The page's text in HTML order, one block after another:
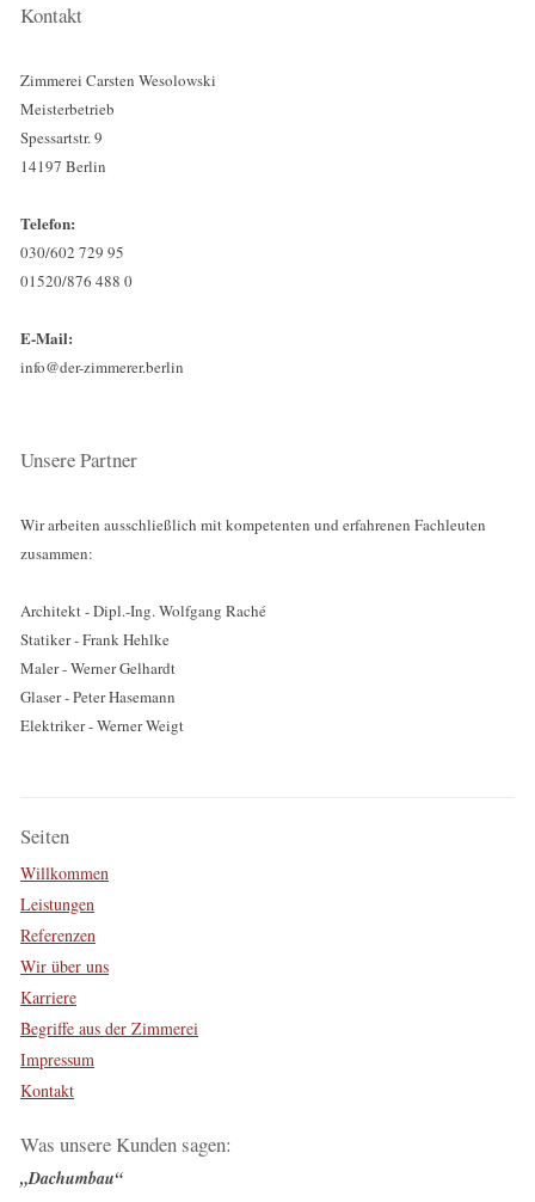
Kontakt
Zimmerei Carsten Wesolowski
Meisterbetrieb
Spessartstr. 9
14197 Berlin
Telefon:
030/602 729 95
01520/876 488 0
E-Mail:
info@der-zimmerer.berlin
Unsere Partner
Wir arbeiten ausschließlich mit kompetenten und erfahrenen Fachleuten
zusammen:
Architekt - Dipl.-Ing. Wolfgang Raché
Statiker - Frank Hehlke
Maler - Werner Gelhardt
Glaser - Peter Hasemann
Elektriker - Werner Weigt
Seiten
Willkommen
Leistungen
Referenzen
Wir über uns
Karriere
Begriffe aus der Zimmerei
Impressum
Kontakt
Was unsere Kunden sagen:
Dachumbau